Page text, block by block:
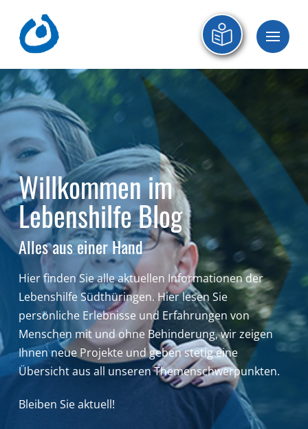
Willkommen im
Lebenshilfe Blog
Alles aus einer Hand
Hier finden Sie alle aktuellen Informationen der
Lebenshilfe Südthüringen. Hier lesen Sie
persönliche Erlebnisse und Erfahrungen von
Menschen mit und ohne Behinderung,wir zeigen
Ihnen neue Projekte und geben stetig eine
Übersicht aus all unseren Themenschwerpunkten.
Bleiben Sie aktuell!